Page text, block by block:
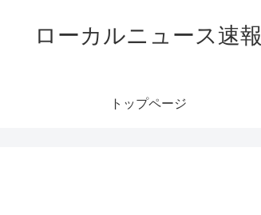
ローカルニュース速報
トップページ